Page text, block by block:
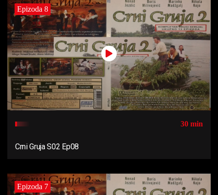
Epizoda 8
30 min
Crni Gruja S02 Ep08
Epizoda 7